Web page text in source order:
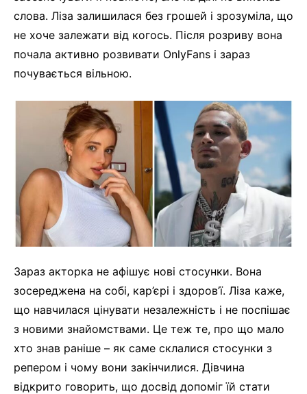
слова. Ліза залишилася без грошей і зрозуміла, що
не хоче залежати від когось. Після розриву вона
почала активно розвивати OnlyFans і зараз
почувається вільною.
Зараз акторка не афішує нові стосунки. Вона
зосереджена на собі, кар’єрі і здоров’ї. Ліза каже,
що навчилася цінувати незалежність і не поспішає
з новими знайомствами. Це теж те, про що мало
хто знав раніше – як саме склалися стосунки з
репером і чому вони закінчилися. Дівчина
відкрито говорить, що досвід допоміг їй стати